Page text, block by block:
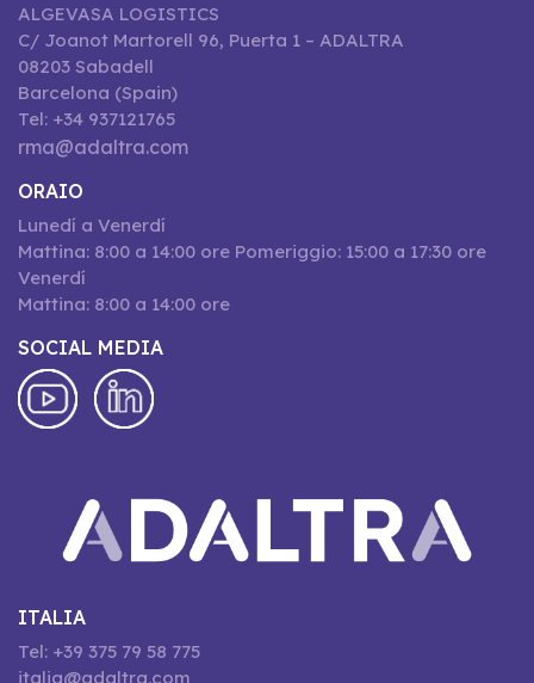
ALGEVASA LOGISTICS
C/ Joanot Martorell 96, Puerta 1 – ADALTRA
08203 Sabadell
Barcelona (Spain)
Tel: +34 937121765
rma@adaltra.com
ORAIO
Lunedí a Venerdí
Mattina: 8:00 a 14:00 ore Pomeriggio: 15:00 a 17:30 ore
Venerdí
Mattina: 8:00 a 14:00 ore
SOCIAL MEDIA
ITALIA
Tel: +39 375 79 58 775
italia@adaltra.com